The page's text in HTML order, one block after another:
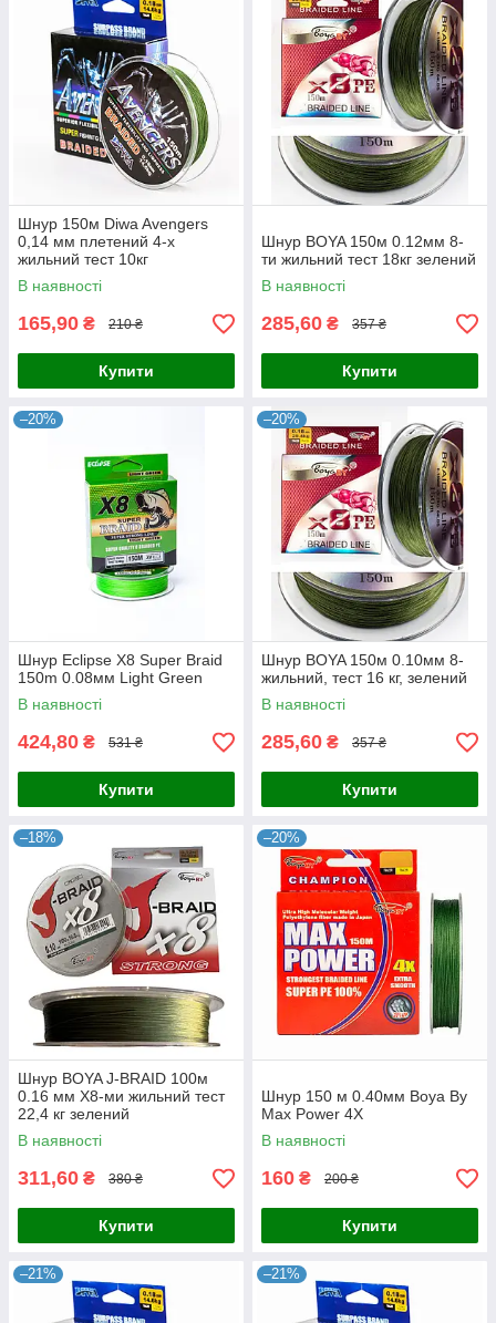
Шнур 150м Diwa Avengers
0,14 мм плетений 4-х
жильний тест 10кг
В наявності
165,90 ₴ 210 ₴
Купити
Шнур BOYA 150м 0.12мм 8-
ти жильний тест 18кг зелений
В наявності
285,60 ₴ 357 ₴
Купити
–20%
Шнур Eclipse X8 Super Braid
150m 0.08мм Light Green
В наявності
424,80 ₴ 531 ₴
Купити
–20%
Шнур BOYA 150м 0.10мм 8-
жильний, тест 16 кг, зелений
В наявності
285,60 ₴ 357 ₴
Купити
–18%
Шнур BOYA J-BRAID 100м
0.16 мм X8-ми жильний тест
22,4 кг зелений
В наявності
311,60 ₴ 380 ₴
Купити
–20%
Шнур 150 м 0.40мм Boya By
Max Power 4X
В наявності
160 ₴ 200 ₴
Купити
–21% –21%